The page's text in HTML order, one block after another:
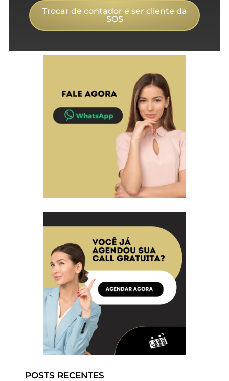
Trocar de contador e ser cliente da
SOS
POSTS RECENTES